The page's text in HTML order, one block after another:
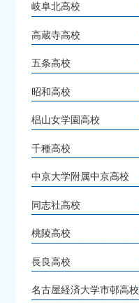
岐阜北高校
高蔵寺高校
五条高校
昭和高校
椙山女学園高校
千種高校
中京大学附属中京高校
同志社高校
桃陵高校
長良高校
名古屋経済大学市邨高校